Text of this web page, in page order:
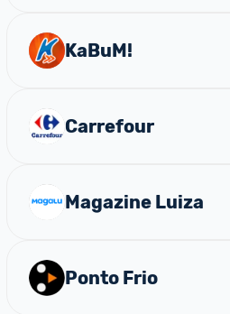
KaBuM!
Carrefour
Magazine Luiza
Ponto Frio